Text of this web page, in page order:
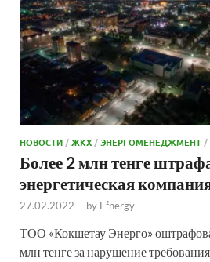
НОВОСТИ /ЖКХ /ЭНЕРГОМЕНЕДЖМЕНТ /
Более 2 млн тенге
энергетическая
27.02.2022 - by E²nergy
ТОО «Кокшетау Энерго»
млн тенге за нарушение